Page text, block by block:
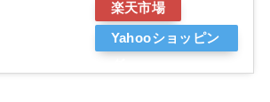
楽天市場
Yahooショッピン